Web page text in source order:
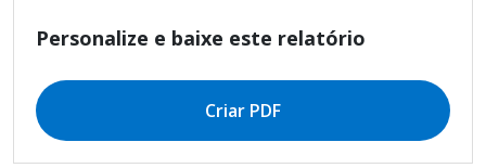
Personalize e baixe este relatório
Criar PDF